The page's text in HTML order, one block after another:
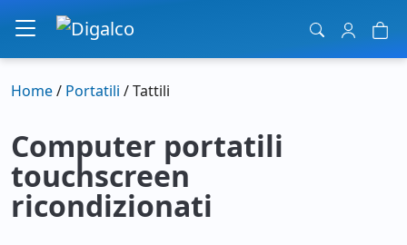
Navigazione principale
Home/ Portatili / Tattili
Computer portatili
touchscreen
ricondizionati